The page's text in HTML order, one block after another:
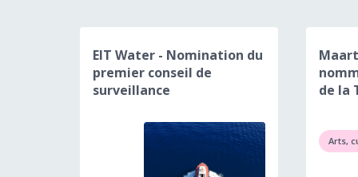
EIT Water - Nomination du
premier conseil de
surveillance
de la
Arts,